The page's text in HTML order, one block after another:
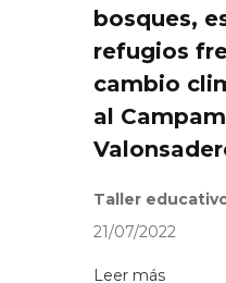
bosques,
refugios
cambio
al
Taller
21/07/2022
Leer más